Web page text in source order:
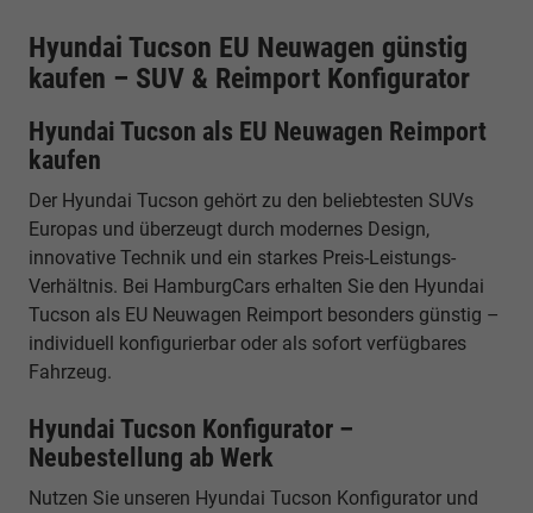
Hyundai Tucson EU Neuwagen günstig
kaufen – SUV & Reimport Konfigurator
Hyundai Tucson als EU Neuwagen Reimport
kaufen
Der Hyundai Tucson gehört zu den beliebtesten SUVs
Europas und überzeugt durch modernes Design,
innovative Technik und ein starkes Preis-Leistungs-
Verhältnis. Bei HamburgCars erhalten Sie den Hyundai
Tucson als EU Neuwagen Reimport besonders günstig –
individuell konfigurierbar oder als sofort verfügbares
Fahrzeug.
Hyundai Tucson Konfigurator –
Neubestellung ab Werk
Nutzen Sie unseren Hyundai Tucson Konfigurator und